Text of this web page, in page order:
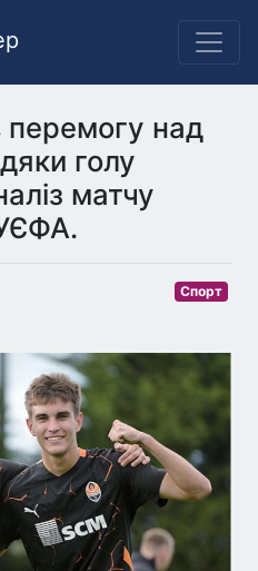
над
голу
матчу
Спорт